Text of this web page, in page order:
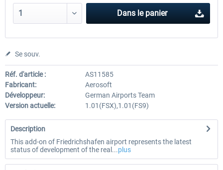
Dans le panier
Se souv.
Réf. d'article :
AS11585
Fabricant:
Aerosoft
Développeur:
German Airports Team
Version actuelle:
1.01(FSX),1.01(FS9)
Description
This add-on of Friedrichshafen airport represents the latest
status of development of the real...plus